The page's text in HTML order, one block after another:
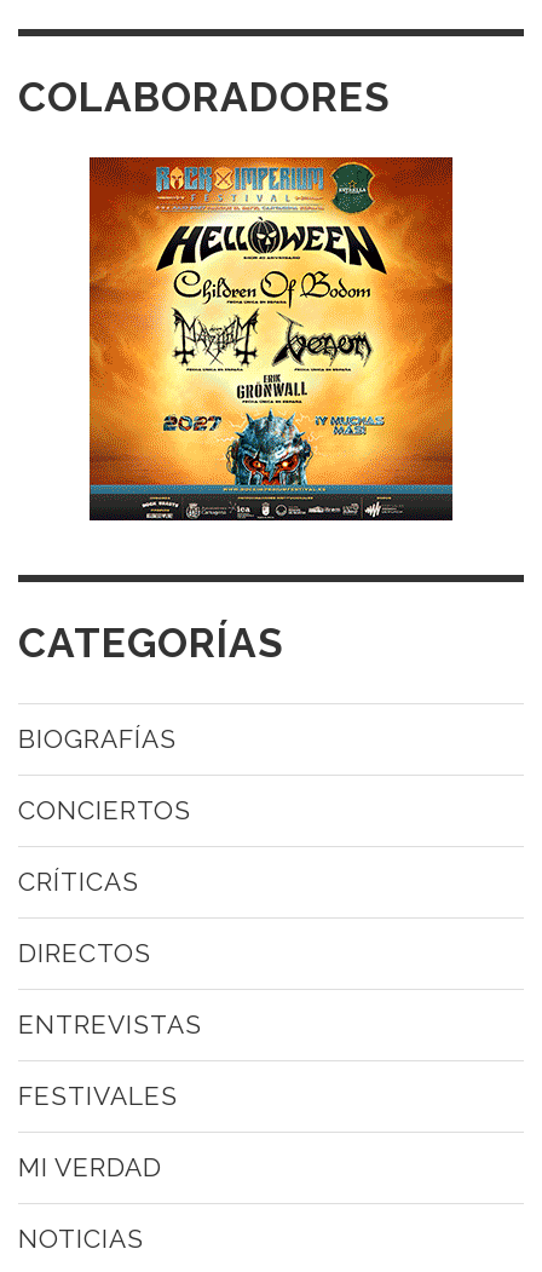
COLABORADORES
CATEGORÍAS
BIOGRAFÍAS
CONCIERTOS
CRÍTICAS
DIRECTOS
ENTREVISTAS
FESTIVALES
MI VERDAD
NOTICIAS